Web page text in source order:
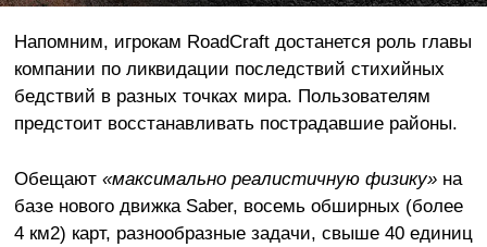
Напомним, игрокам RoadCraft достанется роль главы
компании по ликвидации последствий стихийных
бедствий в разных точках мира. Пользователям
предстоит восстанавливать пострадавшие районы.
Обещают «максимально реалистичную физику»на
базе нового движка Saber, восемь обширных (более
4 км2) карт, разнообразные задачи, свыше 40 единиц